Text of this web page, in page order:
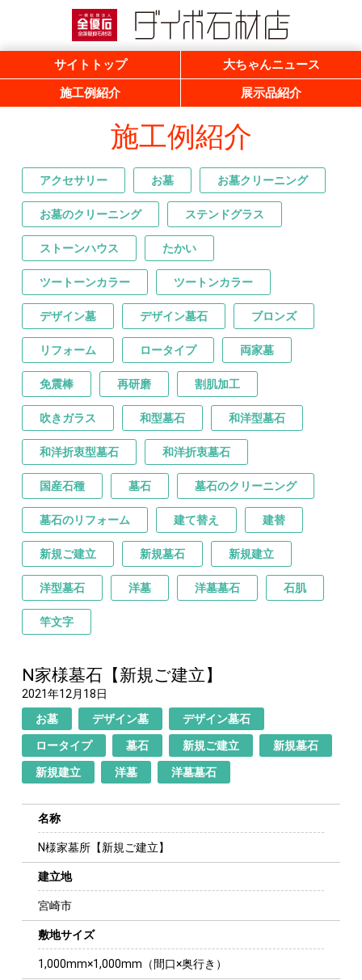
一般社団法人 全優石 全国優良石材店
サイトトップ
大ちゃんニュース
施工例紹介
展示品紹介
施工例紹介
アクセサリー お墓 お墓クリーニング
お墓のクリーニング ステンドグラス
ストーンハウス たかい
ツートーンカラー ツートンカラー
デザイン墓 デザイン墓石 ブロンズ
リフォーム ロータイプ 両家墓
免震棒 再研磨 割肌加工
吹きガラス 和型墓石 和洋型墓石
和洋折衷型墓石 和洋折衷墓石
国産石種 墓石 墓石のクリーニング
墓石のリフォーム 建て替え 建替
新規ご建立 新規墓石 新規建立
洋型墓石 洋墓 洋墓墓石 石肌
竿文字
N家様墓石【新規ご建立】
2021年12月18日
お墓
デザイン墓 デザイン墓石
ロータイプ 墓石 新規ご建立 新規墓石
新規建立 洋墓 洋墓墓石
名称
N様家墓所【新規ご建立】
建立地
宮崎市
敷地サイズ
1,000mm×1,000mm（間口×奥行き）